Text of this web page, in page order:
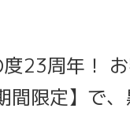
23周年！
限定】で、